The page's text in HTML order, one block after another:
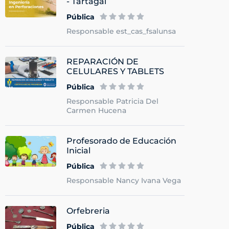
Pública
Responsable est_cas_fsalunsa
REPARACIÓN DE
CELULARES Y TABLETS
Pública
Responsable Patricia Del
Carmen Hucena
Profesorado de Educación
Inicial
Pública
Responsable Nancy Ivana Vega
Orfebreria
Pública